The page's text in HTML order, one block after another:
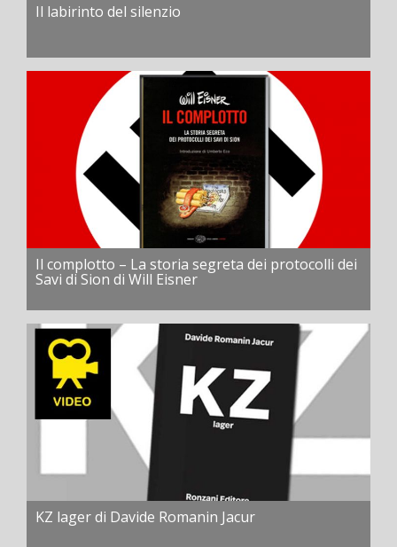
Il labirinto del silenzio
Il complotto – La storia segreta dei protocolli dei
Savi di Sion di Will Eisner
KZ lager di Davide Romanin Jacur